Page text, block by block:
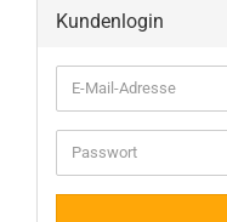
Kundenlogin
E-
Mail-
Adresse
Passwort